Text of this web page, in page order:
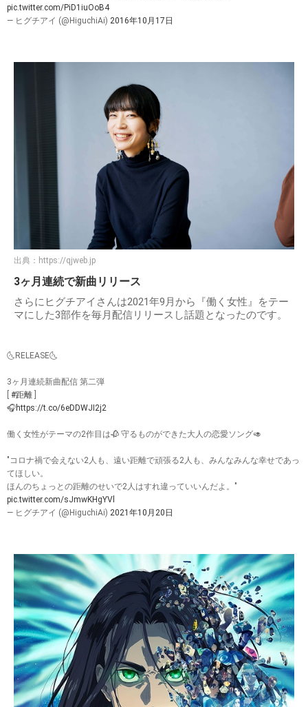
pic.twitter.com/PiD1iuOoB4
— ヒグチアイ (@HiguchiAi) 2016年10月17日
出典： https://qjweb.jp
3ヶ月連続で新曲リリース
さらにヒグチアイさんは2021年9月から『働く女性』をテー
マにした3部作を毎月配信リリースし話題となったのです。
🌜RELEASE🌜
3ヶ月連続新曲配信 第二弾
#距離
🎧https://t.co/6eDDWJI2j2
働く女性がテーマの2作目は🥀 守るものができた大人の恋愛ソング🥑
"コロナ禍で会えない2人も、遠い距離で頑張る2人も、みんなみんな幸せであっ
てほしい。
ほんのちょっとの距離のせいで2人はすれ違っていいんだよ。"
pic.twitter.com/sJmwKHgYVl
— ヒグチアイ (@HiguchiAi) 2021年10月20日